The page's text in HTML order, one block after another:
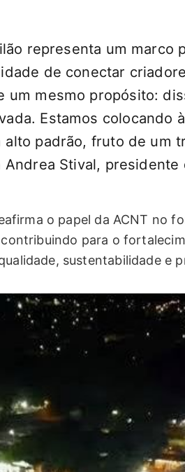
representa um marco
de conectar
um mesmo propósito:
Estamos colocando
alto padrão, fruto de um
Andrea Stival, presidente
o papel da ACNT no
para o
sustentabilidade e